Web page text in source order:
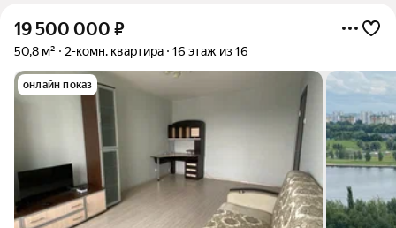
19 500 000 ₽
50,8 м² 2-комн. квартира 16 этаж из 16
онлайн показ